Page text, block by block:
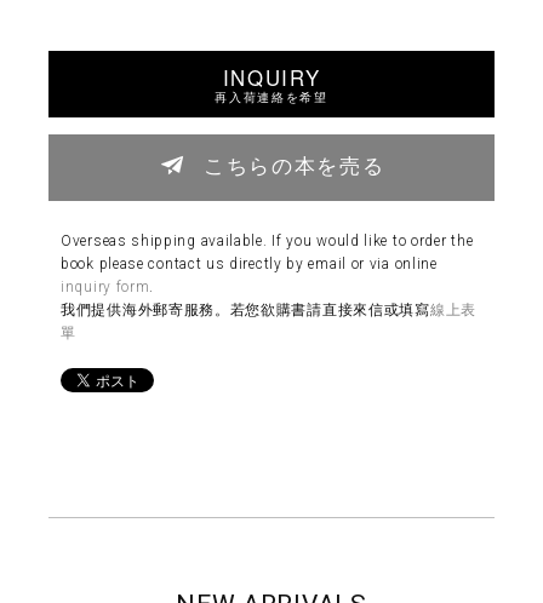
INQUIRY
再入荷連絡を希望
こちらの本を売る
Overseas shipping available. If you would like to order the
book please contact us directly by email or via online
inquiry form
我們提供海外郵寄服務。若您欲購書請直接來信或填寫線上表
單